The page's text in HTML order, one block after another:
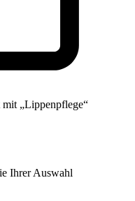
„Lippenpflege“
Ihrer Auswahl